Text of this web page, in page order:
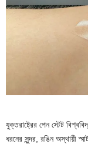
যুক্তরাষ্ট্রের পেন স্টেট
ধরনের সুন্দর, রঙিন অস্থায়ী